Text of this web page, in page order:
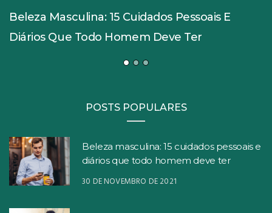
Beleza Masculina: 15 Cuidados Pessoais E
Diários Que Todo Homem Deve Ter
POSTS POPULARES
Beleza masculina: 15 cuidados pessoais e
diários que todo homem deve ter
30 DE NOVEMBRO DE 2021